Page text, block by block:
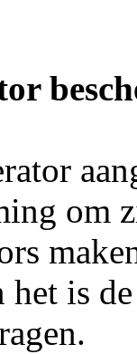
om
het is